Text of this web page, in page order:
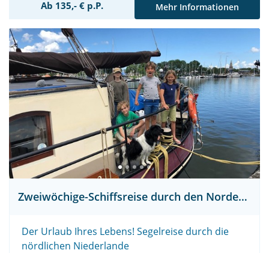
Ab 135,- € p.P. Mehr Informationen
Zweiwöchige-Schiffsreise durch den Norden Hollands
Der Urlaub Ihres Lebens! Segelreise durch die
nördlichen Niederlande